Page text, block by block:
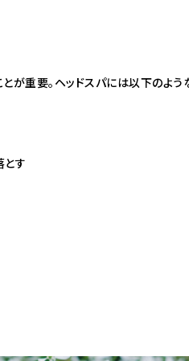
重要。ヘッドスパには以下のような
とす